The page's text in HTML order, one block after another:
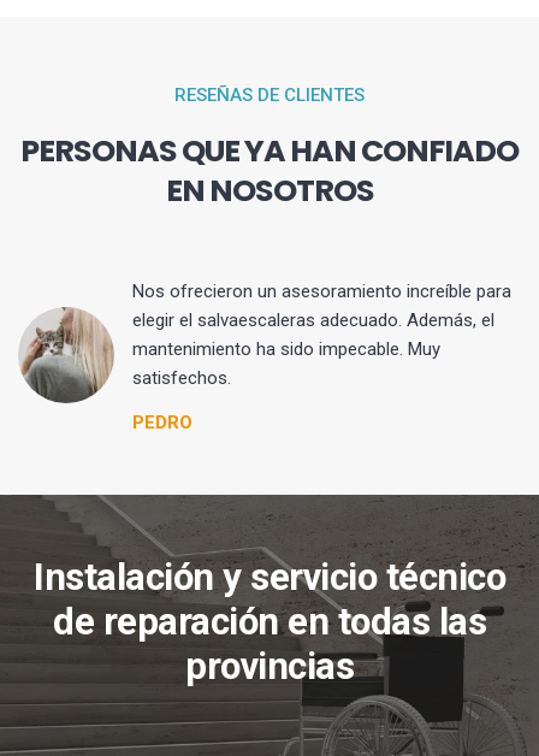
RESEÑAS DE CLIENTES
PERSONAS QUE YA HAN CONFIADO
EN NOSOTROS
Nos ofrecieron un asesoramiento increíble para
elegir el salvaescaleras adecuado. Además, el
mantenimiento ha sido impecable. Muy
satisfechos.
PEDRO
Instalación y servicio técnico
de reparación en todas las
provincias